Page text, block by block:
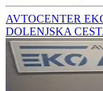
AVTOCENTER
DOLENJSKA